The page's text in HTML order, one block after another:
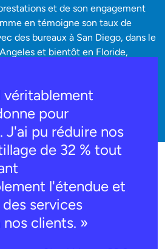
et de son engagement
en témoigne son taux de
des bureaux à San Diego, dans le
et bientôt en Floride,
dans tout le pays, en mettant
véritablement
pour
J'ai pu réduire nos
de 32 % tout
l'étendue et
services
clients. »